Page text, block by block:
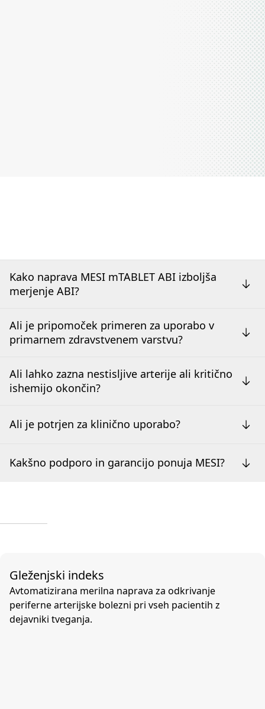
Kako naprava MESI mTABLET ABI izboljša
merjenje ABI?
Ali je pripomoček primeren za uporabo v
primarnem zdravstvenem varstvu?
Ali lahko zazna nestisljive arterije ali kritično
ishemijo okončin?
Ali je potrjen za klinično uporabo?
Kakšno podporo in garancijo ponuja MESI?
Gleženjski indeks
Avtomatizirana merilna naprava za odkrivanje
periferne arterijske bolezni pri vseh pacientih z
dejavniki tveganja.